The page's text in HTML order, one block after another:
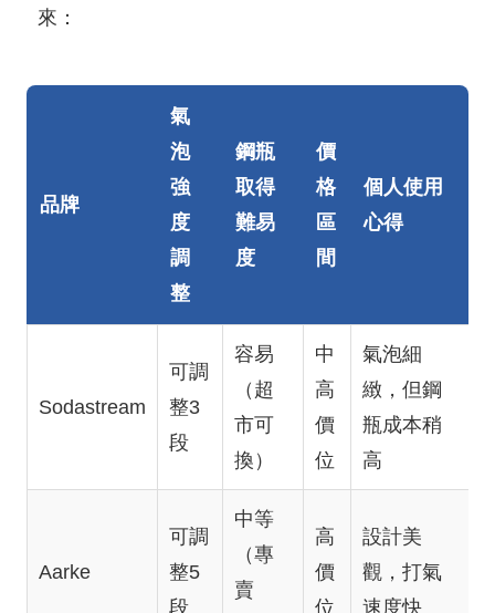
來：
品牌
氣
泡
強
度
調
整
鋼瓶
取得
難易
度
價
格
區
間
個人使用
心得
Sodastream
可調
整3
段
容易
（超
市可
換）
中
高
價
位
氣泡細
緻，但鋼
瓶成本稍
高
Aarke
可調
整5
段
中等
（專
賣
高
價
位
設計美
觀，打氣
速度快